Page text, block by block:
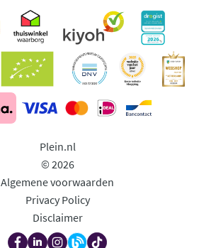
Plein.nl
© 2026
Algemene voorwaarden
Privacy Policy
Disclaimer